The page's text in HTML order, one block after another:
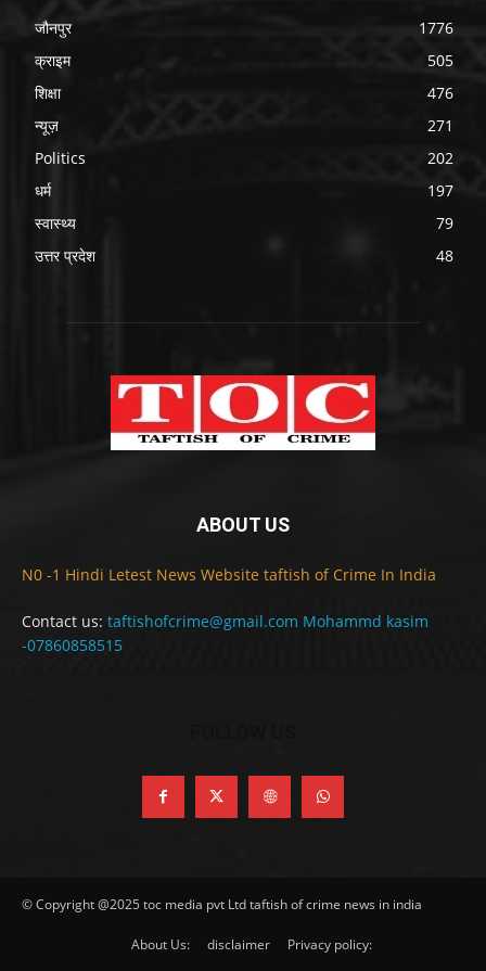
जौनपुर
1776
क्राइम
505
शिक्षा
476
न्यूज़
271
Politics
202
धर्म
197
स्वास्थ्य
79
उत्तर प्रदेश
48
ABOUT US
N0 -1 Hindi Letest News Website taftish of Crime In India
Contact us: taftishofcrime@gmail.com Mohammd kasim
-07860858515
© Copyright @2025 toc media pvt Ltd taftish of crime news in india
About Us: disclaimer Privacy policy: